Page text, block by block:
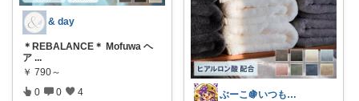
& day
＊REBALANCE＊ Mofuwa ヘ
ア ...
￥ 790～
0 0 4 ぶーこ🍇いつもありがとう😊